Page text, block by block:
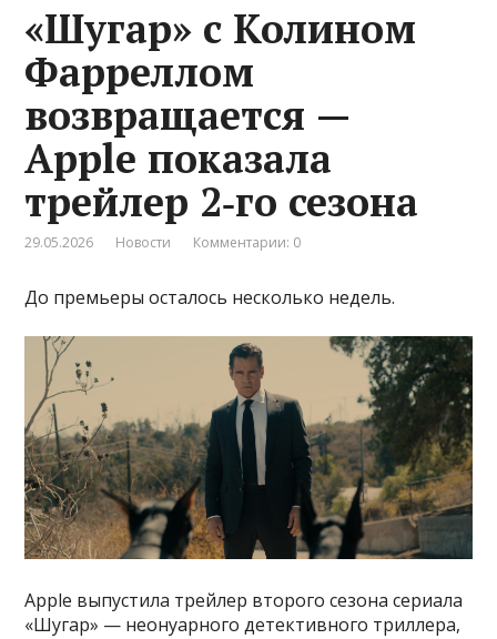
«Шугар» с Колином
Фарреллом
возвращается —
Apple показала
трейлер 2‑го сезона
29.05.2026 Новости Комментарии: 0
До премьеры осталось несколько недель.
Apple выпустила трейлер второго сезона сериала
«Шугар» — неонуарного детективного триллера,